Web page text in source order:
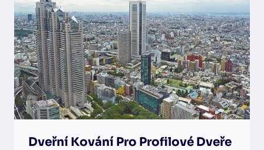
Dveřní Kování Pro Profilové Dveře